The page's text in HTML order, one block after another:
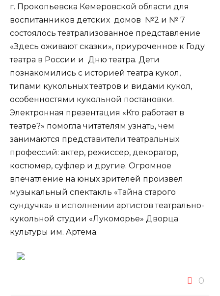
г. Прокопьевска Кемеровской области для
воспитанников детских домов №2 и № 7
состоялось театрализованное представление
«Здесь оживают сказки», приуроченное к Году
театра в России и Дню театра. Дети
познакомились с историей театра кукол,
типами кукольных театров и видами кукол,
особенностями кукольной постановки.
Электронная презентация «Кто работает в
театре?» помогла читателям узнать, чем
занимаются представители театральных
профессий: актер, режиссер, декоратор,
костюмер, суфлер и другие. Огромное
впечатление на юных зрителей произвел
музыкальный спектакль «Тайна старого
сундучка» в исполнении артистов театрально-
кукольной студии «Лукоморье» Дворца
культуры им. Артема.
0